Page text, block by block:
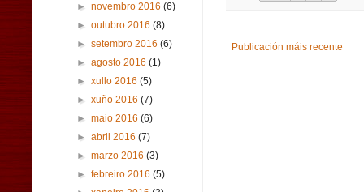
Publicación máis recente
►novembro 2016(6)
►outubro 2016(8)
►setembro 2016(6)
►agosto 2016(1)
►xullo 2016(5)
►xuño 2016(7)
►maio 2016(6)
►abril 2016(7)
►marzo 2016(3)
►febreiro 2016(5)